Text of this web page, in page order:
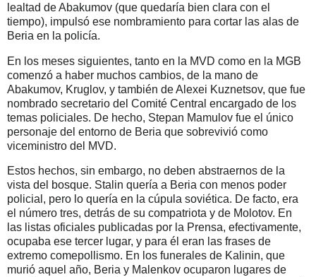
lealtad de Abakumov (que quedaría bien clara con el
tiempo), impulsó ese nombramiento para cortar las alas de
Beria en la policía.
En los meses siguientes, tanto en la MVD como en la MGB
comenzó a haber muchos cambios, de la mano de
Abakumov, Kruglov, y también de Alexei Kuznetsov, que fue
nombrado secretario del Comité Central encargado de los
temas policiales. De hecho, Stepan Mamulov fue el único
personaje del entorno de Beria que sobrevivió como
viceministro del MVD.
Estos hechos, sin embargo, no deben abstraernos de la
vista del bosque. Stalin quería a Beria con menos poder
policial, pero lo quería en la cúpula soviética. De facto, era
el número tres, detrás de su compatriota y de Molotov. En
las listas oficiales publicadas por la Prensa, efectivamente,
ocupaba ese tercer lugar, y para él eran las frases de
extremo comepollismo. En los funerales de Kalinin, que
murió aquel año, Beria y Malenkov ocuparon lugares de